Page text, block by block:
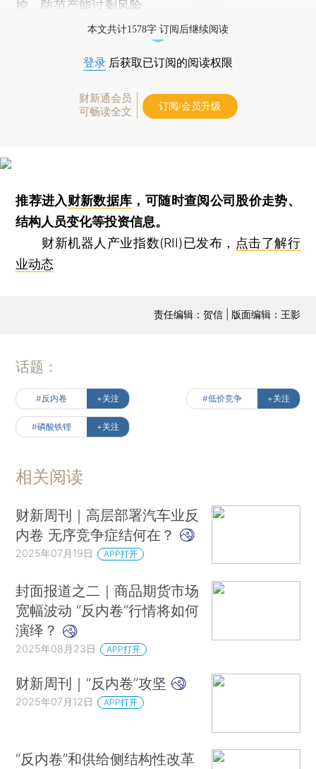
控，防范产能过剩风险。
本文共计1578字 订阅后继续阅读
登录 后获取已订阅的阅读权限
财新通会员
可畅读全文
订阅/会员升级
推荐进入财新数据库 ，可随时查阅公司股价走势、
结构人员变化等投资信息。
财新机器人产业指数(RII)已发布， 点击了解行
业动态
责任编辑：贺信 | 版面编辑：王影
话题：
#反内卷 +关注 #低价竞争 +关注
#磷酸铁锂 +关注
相关阅读
财新周刊｜高层部署汽车业反
内卷 无序竞争症结何在？
2025年07月19日 APP打开
封面报道之二｜商品期货市场
宽幅波动 “反内卷”行情将如何
演绎？
2025年08月23日 APP打开
财新周刊｜“反内卷”攻坚
2025年07月12日 APP打开
“反内卷”和供给侧结构性改革